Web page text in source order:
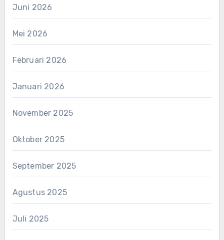
Juni 2026
Mei 2026
Februari 2026
Januari 2026
November 2025
Oktober 2025
September 2025
Agustus 2025
Juli 2025